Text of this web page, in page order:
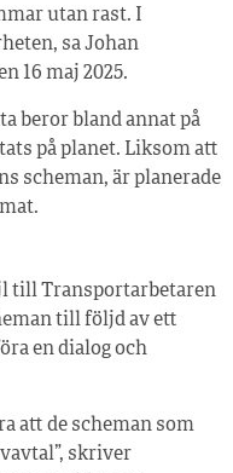
utan rast. I
sa Johan
16 maj 2025.
beror bland annat på
på planet. Liksom att
scheman, är planerade
till Transportarbetaren
till följd av ett
en dialog och
att de scheman som
skriver